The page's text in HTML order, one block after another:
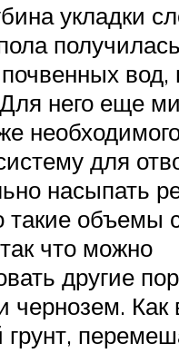
укладки
вод,
него еще
для
насыпать
такие объемы
что можно
другие
чернозем.